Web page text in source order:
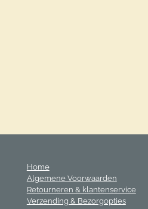
Home
Algemene Voorwaarden
Retourneren & klantenservice
Verzending & Bezorgopties